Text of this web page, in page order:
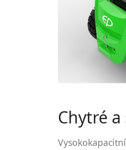
Chytré